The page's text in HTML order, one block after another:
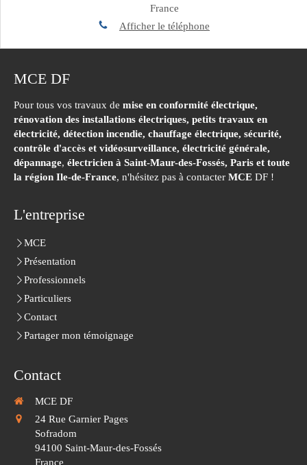
France
Afficher le téléphone
MCE DF
Pour tous vos travaux de mise en conformité électrique,
rénovation des installations électriques, petits travaux en
électricité, détection incendie, chauffage électrique, sécurité,
contrôle d'accès et vidéosurveillance, électricité générale,
dépannage, électricien à Saint-Maur-des-Fossés, Paris et toute
la région Ile-de-France, n'hésitez pas à contacter MCE DF !
L'entreprise
MCE
Présentation
Professionnels
Particuliers
Contact
Partager mon témoignage
Contact
MCE DF
24 Rue Garnier Pages
Sofradom
94100 Saint-Maur-des-Fossés
France